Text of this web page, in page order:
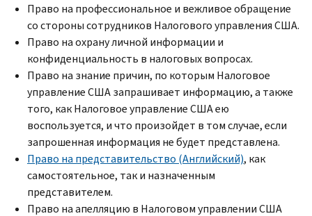
Право на профессиональное и вежливое обращение
со стороны сотрудников Налогового управления США.
Право на охрану личной информации и
конфиденциальность в налоговых вопросах.
Право на знание причин, по которым Налоговое
управление США запрашивает информацию, а также
того, как Налоговое управление США ею
воспользуется, и что произойдет в том случае, если
запрошенная информация не будет представлена.
Право на представительство (Английский), как
самостоятельное, так и назначенным
представителем.
Право на апелляцию в Налоговом управлении США